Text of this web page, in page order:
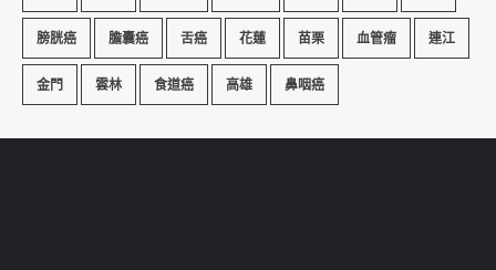
膀胱癌 膽囊癌 舌癌 花蓮 苗栗 血管瘤 連江
金門 雲林 食道癌 高雄 鼻咽癌